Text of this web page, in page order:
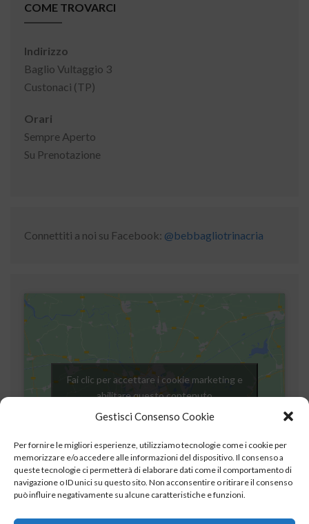
Gestisci Consenso Cookie
Per fornire le migliori esperienze, utilizziamo tecnologie come i cookie per
memorizzare e/o accedere alle informazioni del dispositivo. Il consenso a
queste tecnologie ci permetterà di elaborare dati come il comportamento di
navigazione o ID unici su questo sito. Non acconsentire o ritirare il consenso
può influire negativamente su alcune caratteristiche e funzioni.
COME TROVARCI
Indirizzo
Baglio Vultaggio 3
Custonaci (TP)
Orari
Sempre Aperto
Su Prenotazione
Connettiti a noi su Facebook: @bebbagliotrinacria
Fai clic per accettare i cookie marketing e
abilitare questo contenuto